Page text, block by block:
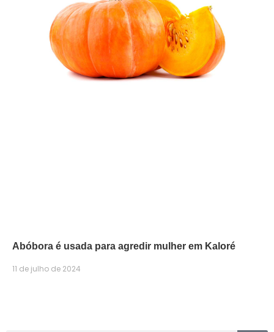
Abóbora é usada para agredir mulher em Kaloré
11 de julho de 2024